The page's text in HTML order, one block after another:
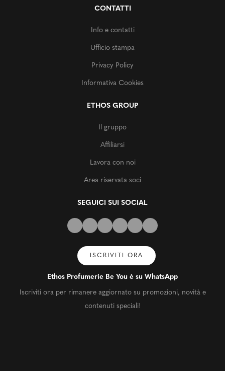
CONTATTI
Info e contatti
Ufficio stampa
Privacy Policy
Informativa Cookies
ETHOS GROUP
Il gruppo
Affiliarsi
Lavora con noi
Area riservata soci
SEGUICI SUI SOCIAL
ISCRIVITI ORA
Ethos Profumerie Be You è su WhatsApp
Iscriviti ora per rimanere aggiornato su promozioni, novità e
contenuti speciali!